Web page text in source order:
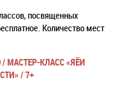
посвященных
Количество мест
/МАСТЕР-КЛАСС «ЯЁИ
/ 7+